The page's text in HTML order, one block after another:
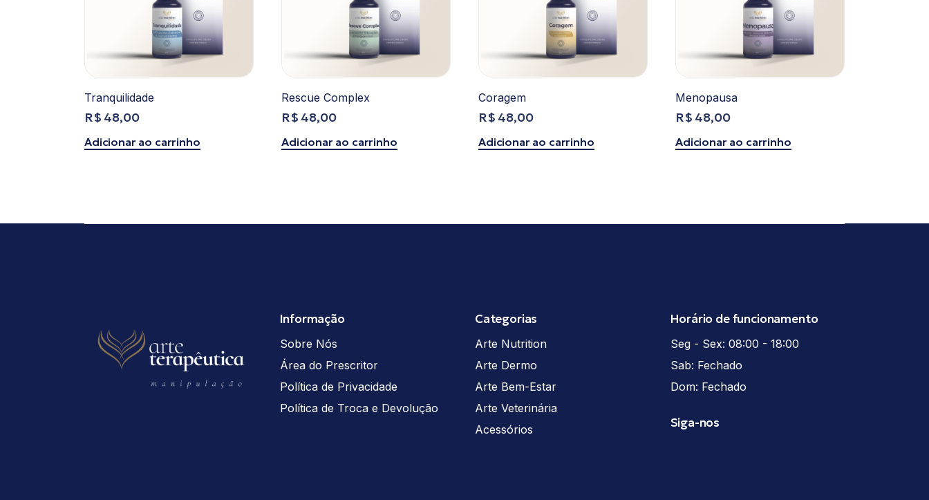
Tranquilidade
R$ 48,00
Adicionar ao carrinho
Rescue Complex
R$ 48,00
Adicionar ao carrinho
Coragem
R$ 48,00
Adicionar ao carrinho
Menopausa
R$ 48,00
Adicionar ao carrinho
Informação
Sobre Nós
Área do Prescritor
Política de Privacidade
Política de Troca e Devolução
Categorias
Arte Nutrition
Arte Dermo
Arte Bem-Estar
Arte Veterinária
Acessórios
Horário de funcionamento
Seg - Sex: 08:00 - 18:00
Sab: Fechado
Dom: Fechado
Siga-nos